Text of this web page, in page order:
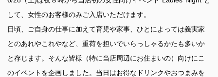
して、女性のお客様のみご入店いただけます。
日頃、ご自身の仕事に加えて育児や家事、ひとによっては義実家
とのあれやこれやなど、重荷を担いでいらっしゃるかたも多いか
と存じます。そんな皆様（特に当店周辺にお住まいの）向けにこ
のイベントを企画しました。当日はお得なドリンクやおつまみを